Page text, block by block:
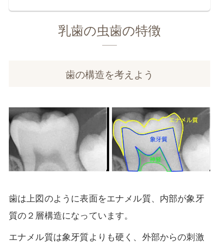
乳歯の虫歯の特徴
歯の構造を考えよう
歯は上図のように表面をエナメル質、内部が象牙
質の２層構造になっています。
エナメル質は象牙質よりも硬く、外部からの刺激